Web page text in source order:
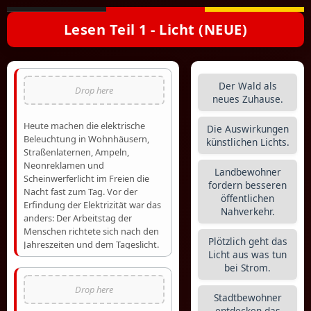
Lesen Teil 1 - Licht (NEUE)
Heute machen die elektrische
Beleuchtung in Wohnhäusern,
Straßenlaternen, Ampeln,
Neonreklamen und
Scheinwerferlicht im Freien die
Nacht fast zum Tag. Vor der
Erfindung der Elektrizität war das
anders: Der Arbeitstag der
Menschen richtete sich nach den
Jahreszeiten und dem Tageslicht.
Gearbeitet wurde von
Sonnenaufgang bis
Sonnenuntergang. Danach war
Beleuchtung nur mit Hilfsmitteln
Der Wald als
neues Zuhause.
Die Auswirkungen
künstlichen Lichts.
Landbewohner
fordern besseren
öffentlichen
Nahverkehr.
Plötzlich geht das
Licht aus was tun
bei Strom.
Stadtbewohner